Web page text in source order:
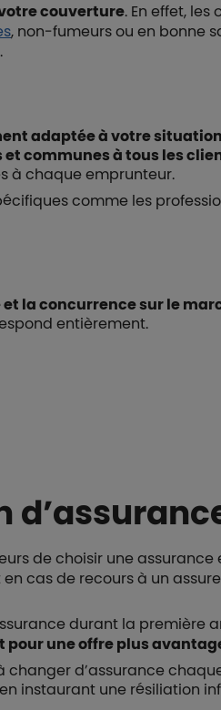
couverture. En effet, les
, non-fumeurs ou en bonne
.
adaptée à votre situation
communes à tous les
à chaque emprunteur.
comme les
la concurrence sur le
entièrement.
de choisir une assurance
cas de recours à un
durant la première
pour une offre plus
d’assurance
instaurant une résiliation